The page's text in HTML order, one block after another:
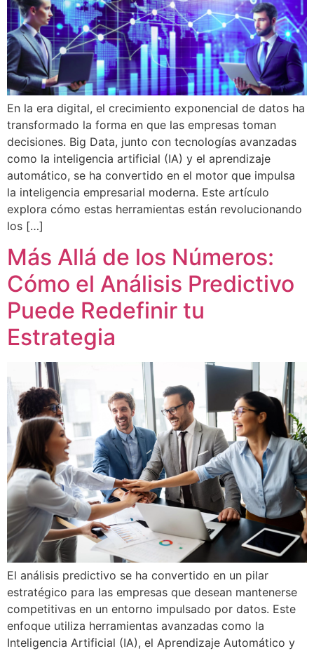
En la era digital, el crecimiento exponencial de datos ha
transformado la forma en que las empresas toman
decisiones. Big Data, junto con tecnologías avanzadas
como la inteligencia artificial (IA) y el aprendizaje
automático, se ha convertido en el motor que impulsa
la inteligencia empresarial moderna. Este artículo
explora cómo estas herramientas están revolucionando
los […]
Más Allá de los Números:
Cómo el Análisis Predictivo
Puede Redefinir tu
Estrategia
El análisis predictivo se ha convertido en un pilar
estratégico para las empresas que desean mantenerse
competitivas en un entorno impulsado por datos. Este
enfoque utiliza herramientas avanzadas como la
Inteligencia Artificial (IA), el Aprendizaje Automático y